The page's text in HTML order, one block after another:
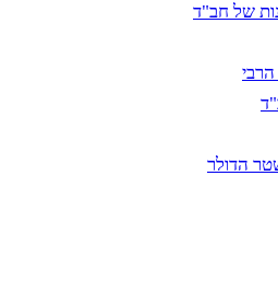
של חב"ד
הדולר